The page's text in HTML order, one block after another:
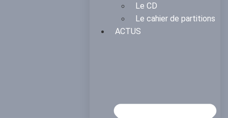
Le CD
Le cahier de partitions
ACTUS